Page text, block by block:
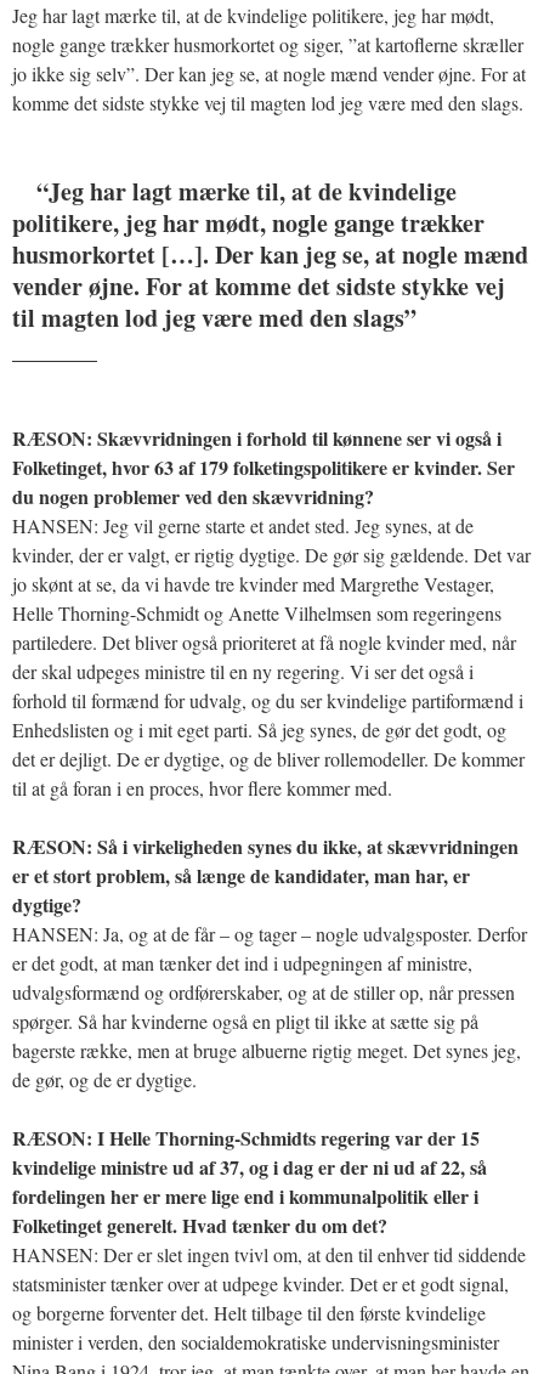
Jeg har lagt mærke til, at de kvindelige politikere, jeg har mødt,
nogle gange trækker husmorkortet og siger, ”at kartoflerne skræller
jo ikke sig selv”. Der kan jeg se, at nogle mænd vender øjne. For at
komme det sidste stykke vej til magten lod jeg være med den slags.
“Jeg har lagt mærke til, at de kvindelige
politikere, jeg har mødt, nogle gange trækker
husmorkortet […]. Der kan jeg se, at nogle mænd
vender øjne. For at komme det sidste stykke vej
til magten lod jeg være med den slags”
RÆSON: Skævvridningen i forhold til kønnene ser vi også i
Folketinget, hvor 63 af 179 folketingspolitikere er kvinder. Ser
du nogen problemer ved den skævvridning?
HANSEN: Jeg vil gerne starte et andet sted. Jeg synes, at de
kvinder, der er valgt, er rigtig dygtige. De gør sig gældende. Det var
jo skønt at se, da vi havde tre kvinder med Margrethe Vestager,
Helle Thorning-Schmidt og Anette Vilhelmsen som regeringens
partiledere. Det bliver også prioriteret at få nogle kvinder med, når
der skal udpeges ministre til en ny regering. Vi ser det også i
forhold til formænd for udvalg, og du ser kvindelige partiformænd i
Enhedslisten og i mit eget parti. Så jeg synes, de gør det godt, og
det er dejligt. De er dygtige, og de bliver rollemodeller. De kommer
til at gå foran i en proces, hvor flere kommer med.
RÆSON: Så i virkeligheden synes du ikke, at skævvridningen
er et stort problem, så længe de kandidater, man har, er
dygtige?
HANSEN: Ja, og at de får – og tager – nogle udvalgsposter. Derfor
er det godt, at man tænker det ind i udpegningen af ministre,
udvalgsformænd og ordførerskaber, og at de stiller op, når pressen
spørger. Så har kvinderne også en pligt til ikke at sætte sig på
bagerste række, men at bruge albuerne rigtig meget. Det synes jeg,
de gør, og de er dygtige.
RÆSON: I Helle Thorning-Schmidts regering var der 15
kvindelige ministre ud af 37, og i dag er der ni ud af 22, så
fordelingen her er mere lige end i kommunalpolitik eller i
Folketinget generelt. Hvad tænker du om det?
HANSEN: Der er slet ingen tvivl om, at den til enhver tid siddende
statsminister tænker over at udpege kvinder. Det er et godt signal,
og borgerne forventer det. Helt tilbage til den første kvindelige
minister i verden, den socialdemokratiske undervisningsminister